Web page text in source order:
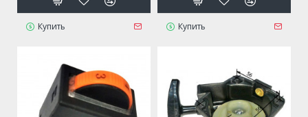
Купить Купить